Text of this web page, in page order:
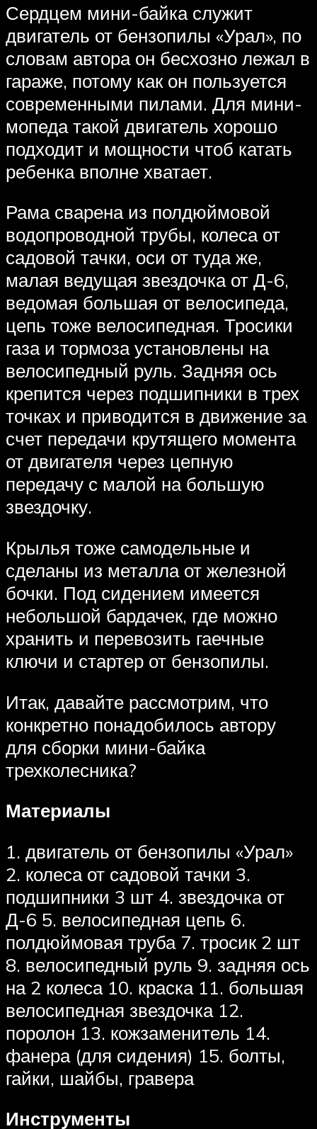
Сердцем мини-байка служит
двигатель от бензопилы «Урал», по
словам автора он бесхозно лежал в
гараже, потому как он пользуется
современными пилами. Для мини-
мопеда такой двигатель хорошо
подходит и мощности чтоб катать
ребенка вполне хватает.
Рама сварена из полдюймовой
водопроводной трубы, колеса от
садовой тачки, оси от туда же,
малая ведущая звездочка от Д-6,
ведомая большая от велосипеда,
цепь тоже велосипедная. Тросики
газа и тормоза установлены на
велосипедный руль. Задняя ось
крепится через подшипники в трех
точках и приводится в движение за
счет передачи крутящего момента
от двигателя через цепную
передачу с малой на большую
звездочку.
Крылья тоже самодельные и
сделаны из металла от железной
бочки. Под сидением имеется
небольшой бардачек, где можно
хранить и перевозить гаечные
ключи и стартер от бензопилы.
Итак, давайте рассмотрим, что
конкретно понадобилось автору
для сборки мини-байка
трехколесника?
Материалы
1. двигатель от бензопилы «Урал»
2. колеса от садовой тачки 3.
подшипники 3 шт 4. звездочка от
Д-6 5. велосипедная цепь 6.
полдюймовая труба 7. тросик 2 шт
8. велосипедный руль 9. задняя ось
на 2 колеса 10. краска 11. большая
велосипедная звездочка 12.
поролон 13. кожзаменитель 14.
фанера (для сидения) 15. болты,
гайки, шайбы, гравера
Инструменты